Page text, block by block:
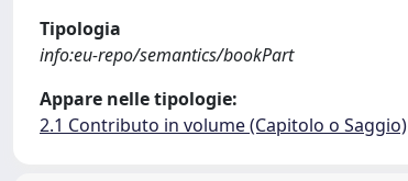
Tipologia
info:eu-repo/semantics/bookPart
Appare nelle tipologie:
2.1 Contributo in volume (Capitolo o Saggio)